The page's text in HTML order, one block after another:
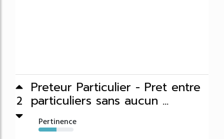
2
Preteur Particulier - Pret entre
particuliers sans aucun ...
Pertinence
52%